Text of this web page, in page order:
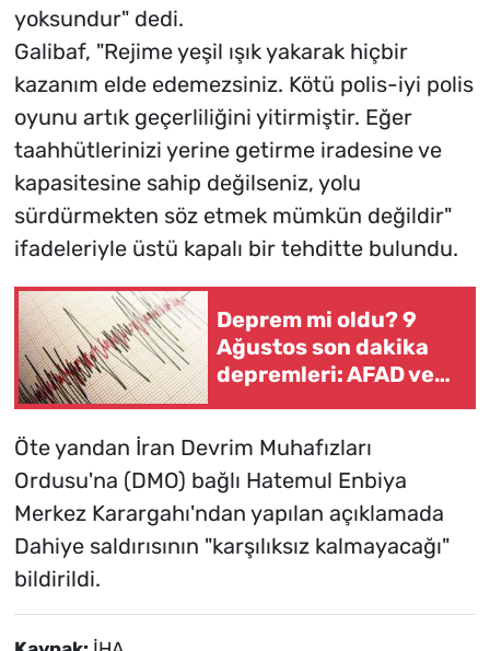
yoksundur" dedi.
Galibaf, "Rejime yeşil ışık yakarak hiçbir
kazanım elde edemezsiniz. Kötü polis-iyi polis
oyunu artık geçerliliğini yitirmiştir. Eğer
taahhütlerinizi yerine getirme iradesine ve
kapasitesine sahip değilseniz, yolu
sürdürmekten söz etmek mümkün değildir"
ifadeleriyle üstü kapalı bir tehditte bulundu.
Deprem mi oldu? 9
Ağustos son dakika
depremleri: AFAD ve
Öte yandan İran Devrim Muhafızları
Ordusu'na (DMO) bağlı Hatemul Enbiya
Merkez Karargahı'ndan yapılan açıklamada
Dahiye saldırısının "karşılıksız kalmayacağı"
bildirildi.